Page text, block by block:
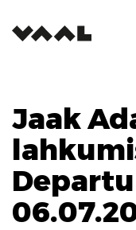
Jaak